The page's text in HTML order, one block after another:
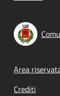
Footer
Area
Crediti